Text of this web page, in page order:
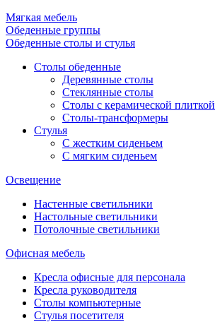
Мягкая мебель
Обеденные группы
Обеденные столы и стулья
Столы обеденные
Деревянные столы
Стеклянные столы
Столы с керамической плиткой
Столы-трансформеры
Стулья
С жестким сиденьем
С мягким сиденьем
Освещение
Настенные светильники
Настольные светильники
Потолочные светильники
Офисная мебель
Кресла офисные для персонала
Кресла руководителя
Столы компьютерные
Стулья посетителя